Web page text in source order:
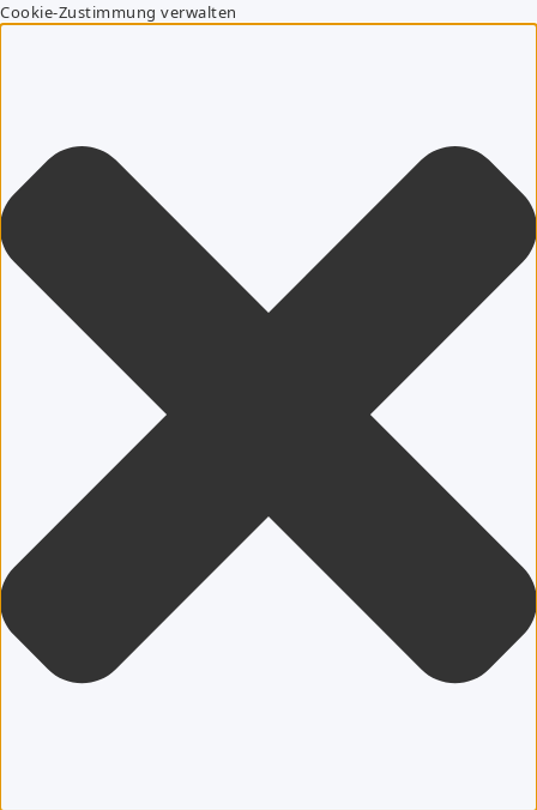
Cookie-Zustimmung verwalten